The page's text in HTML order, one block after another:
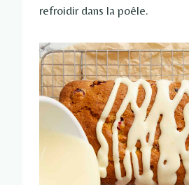
refroidir dans la poêle.